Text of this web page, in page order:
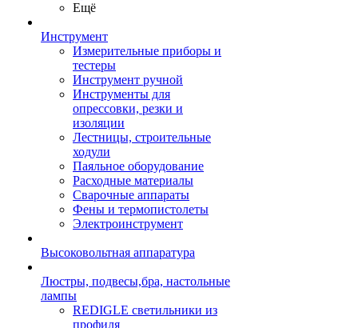
Ещё
Инструмент
Измерительные приборы и
тестеры
Инструмент ручной
Инструменты для
опрессовки, резки и
изоляции
Лестницы, строительные
ходули
Паяльное оборудование
Расходные материалы
Сварочные аппараты
Фены и термопистолеты
Электроинструмент
Высоковольтная аппаратура
Люстры, подвесы,бра, настольные
лампы
REDIGLE светильники из
профиля